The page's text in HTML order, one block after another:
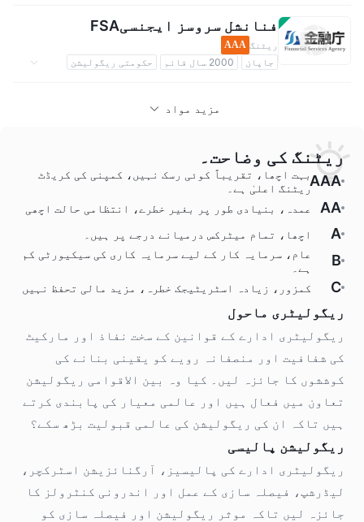
بین الاقوامی ریگولیٹری ادارہ
فنانشل سروسز ایجنسیFSA
ریٹنگ AAA
جاپان 2000 سال قائم
حکومتی ریگولیشن
مزید مواد
ریٹنگ کی وضاحت۔
AAAبہت اچھا، تقریباً کوئی رسک نہیں، کمپنی کی کریڈٹ
ریٹنگ اعلیٰ ہے۔
AA عمدہ، بنیادی طور پر بغیر خطرے، انتظامی حالت اچھی
A اچھا، تمام میٹرکس درمیانے درجے پر ہیں۔
B
عام، سرمایہ کار کے لیے سرمایہ کاری کی سیکیورٹی کم
ہے۔
C کمزور، زیادہ اسٹریٹیجک خطرہ، مزید مالی تحفظ نہیں
ریگولیٹری ماحول
ریگولیٹری ادارے کے قوانین کے سخت نفاذ اور مارکیٹ
کی شفافیت اور منصفانہ رویے کو یقینی بنانے کی
کوششوں کا جائزہ لیں۔ کیا وہ بین الاقوامی ریگولیشن
تعاون میں فعال ہیں اور عالمی معیار کی پابندی کرتے
ہیں تاکہ ان کی ریگولیشن کی عالمی قبولیت بڑھ سکے؟
ریگولیشن پالیسی
ریگولیٹری ادارے کی پالیسیز، آرگنائزیشن اسٹرکچر،
لیڈرشپ، فیصلہ سازی کے عمل اور اندرونی کنٹرولز کا
جائزہ لیں تاکہ موثر ریگولیشن اور فیصلہ سازی کو